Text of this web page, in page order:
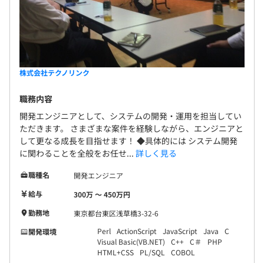
株式会社テクノリンク
職務内容
開発エンジニアとして、システムの開発・運用を担当してい
ただきます。 さまざまな案件を経験しながら、エンジニアと
して更なる成長を目指せます！ ◆具体的には システム開発
に関わることを全般をお任せ... 詳しく見る
職種名
開発エンジニア
給与
300万 〜 450万円
勤務地
東京都台東区浅草橋3-32-6
開発環境
Perl ActionScript JavaScript Java
C
Visual Basic(VB.NET)
C++ C＃
PHP
HTML+CSS
PL/SQL
COBOL